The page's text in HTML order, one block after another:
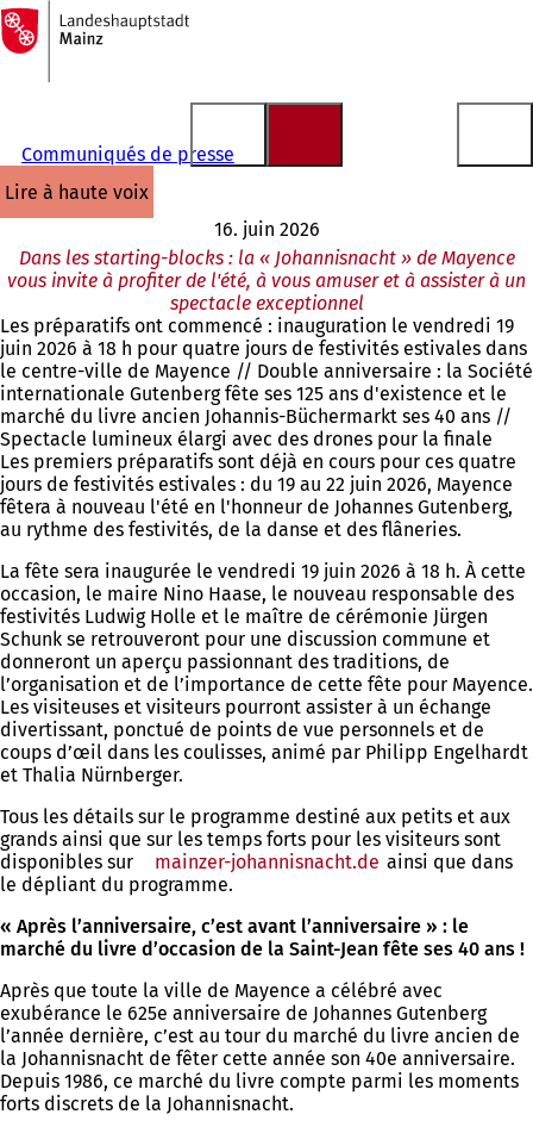
Accéder au contenu
Vers
la
page
d'accueil
Communiqués de presse
lire à haute voix
16. juin 2026
Dans les starting-blocks : la « Johannisnacht » de Mayence
vous invite à profiter de l'été, à vous amuser et à assister à un
spectacle exceptionnel
Les préparatifs ont commencé : inauguration le vendredi 19
juin 2026 à 18 h pour quatre jours de festivités estivales dans
le centre-ville de Mayence // Double anniversaire : la Société
internationale Gutenberg fête ses 125 ans d'existence et le
marché du livre ancien Johannis-Büchermarkt ses 40 ans //
Spectacle lumineux élargi avec des drones pour la finale
Les premiers préparatifs sont déjà en cours pour ces quatre
jours de festivités estivales : du 19 au 22 juin 2026, Mayence
fêtera à nouveau l'été en l'honneur de Johannes Gutenberg,
au rythme des festivités, de la danse et des flâneries.
La fête sera inaugurée le vendredi 19 juin 2026 à 18 h. À cette
occasion, le maire Nino Haase, le nouveau responsable des
festivités Ludwig Holle et le maître de cérémonie Jürgen
Schunk se retrouveront pour une discussion commune et
donneront un aperçu passionnant des traditions, de
l’organisation et de l’importance de cette fête pour Mayence.
Les visiteuses et visiteurs pourront assister à un échange
divertissant, ponctué de points de vue personnels et de
coups d’œil dans les coulisses, animé par Philipp Engelhardt
et Thalia Nürnberger.
Tous les détails sur le programme destiné aux petits et aux
grands ainsi que sur les temps forts pour les visiteurs sont
disponibles sur
mainzer-johannisnacht.de (S'ouvre
nouvel
onglet)
ainsi que dans
le dépliant du programme.
« Après l’anniversaire, c’est avant l’anniversaire » : le
marché du livre d’occasion de la Saint-Jean fête ses 40 ans !
Après que toute la ville de Mayence a célébré avec
exubérance le 625e anniversaire de Johannes Gutenberg
l’année dernière, c’est au tour du marché du livre ancien de
la Johannisnacht de fêter cette année son 40e anniversaire.
Depuis 1986, ce marché du livre compte parmi les moments
forts discrets de la Johannisnacht.